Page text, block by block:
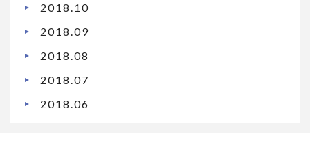
2018.10
2018.09
2018.08
2018.07
2018.06